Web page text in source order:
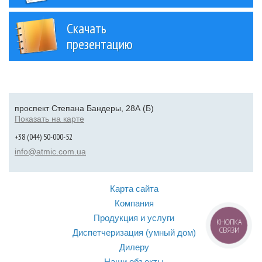
Скачать
презентацию
проспект Степана Бандеры, 28А (Б)
Показать на карте
+38 (044) 50-000-52
info@atmic.com.ua
Карта сайта
Компания
Продукция и услуги
Диспетчеризация (умный дом)
Дилеру
КНОПКА
СВЯЗИ